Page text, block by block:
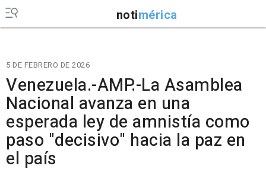
notimérica
5 DE FEBRERO DE 2026
Venezuela.-AMP.-La Asamblea
Nacional avanza en una
esperada ley de amnistía como
paso "decisivo" hacia la paz en
el país